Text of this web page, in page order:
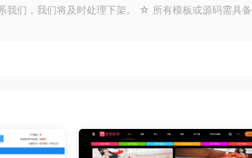
们，我们将及时处理下架。 ☆ 所有模板或源码需具备